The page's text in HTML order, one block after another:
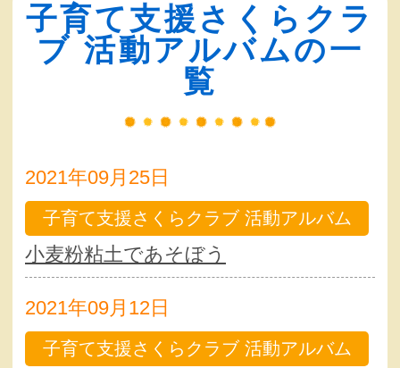
子育て支援さくらクラ
ブ 活動アルバムの一
覧
2021年09月25日
子育て支援さくらクラブ 活動アルバム
小麦粉粘土であそぼう
2021年09月12日
子育て支援さくらクラブ 活動アルバム